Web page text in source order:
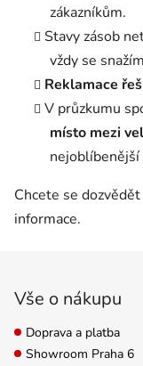
zákazníkům.
Stavy zásob
vždy se
Reklamace
V průzkumu
místo mezi
nejoblíbenější
Chcete se dozvědět
informace.
Vše o nákupu
Doprava a platba
Showroom Praha 6